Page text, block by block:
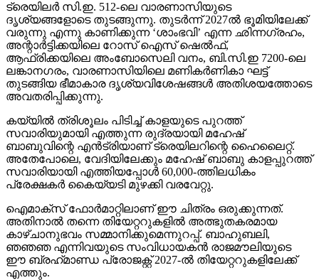
ട്രെയിലര്‍ സി.ഇ. 512-ലെ വാരണാസിയുടെ
ദൃശ്യങ്ങളോടെ തുടങ്ങുന്നു. തുടര്‍ന്ന് 2027ല്‍ ഭൂമിയിലേക്ക്
വരുന്നു എന്നു കാണിക്കുന്ന ‘ശാംഭവി’ എന്ന ഛിന്നഗ്രഹം,
അന്റാര്‍ട്ടിക്കയിലെ റോസ് ഐസ് ഷെല്‍ഫ്,
ആഫ്രിക്കയിലെ അംബോസെലി വനം, ബി.സി.ഇ 7200-ലെ
ലങ്കാനഗരം, വാരണാസിയിലെ മണികര്‍ണികാ ഘട്ട്
തുടങ്ങിയ ഭീമാകാര ദൃശ്യവിശേഷങ്ങള്‍ അതിശയത്തോടെ
അവതരിപ്പിക്കുന്നു.
കയ്യില്‍ ത്രിശൂലം പിടിച്ച് കാളയുടെ പുറത്ത്
സവാരിയുമായി എത്തുന്ന രുദ്രയായി മഹേഷ്
ബാബുവിന്റെ എന്‍ട്രിയാണ് ട്രെയിലറിന്റെ ഹൈലൈറ്റ്.
അതേപോലെ, വേദിയിലേക്കും മഹേഷ് ബാബു കാളപ്പുറത്ത്
സവാരിയായി എത്തിയപ്പോള്‍ 60,000-ത്തിലധികം
പ്രേക്ഷകര്‍ കൈയ്യടി മുഴക്കി വരവേറ്റു.
ഐമാക്‌സ് ഫോര്‍മാറ്റിലാണ് ഈ ചിത്രം ഒരുക്കുന്നത്.
അതിനാല്‍ തന്നെ തിയേറ്ററുകളില്‍ അത്ഭുതകരമായ
കാഴ്ചാനുഭവം സമ്മാനിക്കുമെന്നുറപ്പ്. ബാഹുബലി,
ഞഞഞ എന്നിവയുടെ സംവിധായകന്‍ രാജമൗലിയുടെ
ഈ ബ്രഹ്‌മാണ്ഡ പ്രോജക്റ്റ് 2027-ല്‍ തിയേറ്ററുകളിലേക്ക്
എത്തും.